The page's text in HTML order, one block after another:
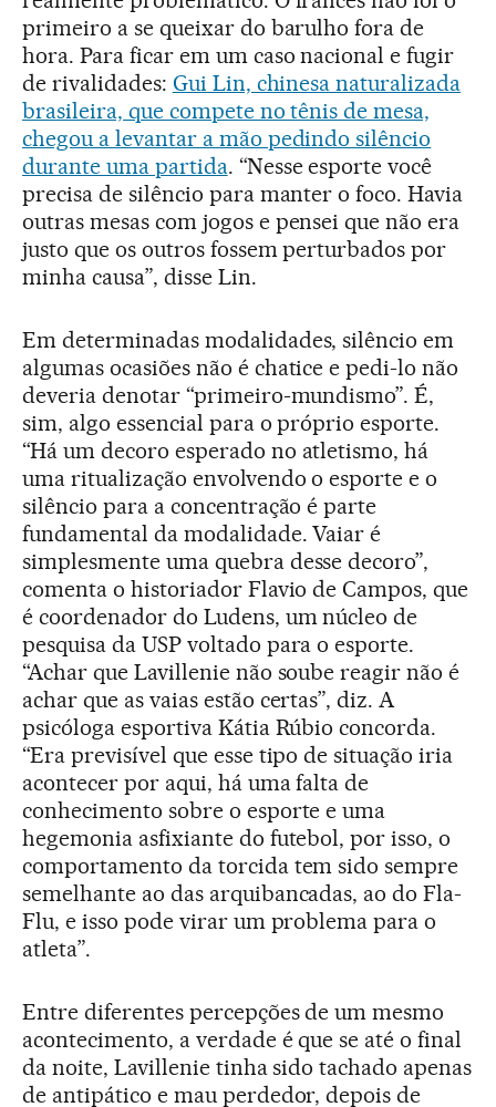
primeiro a se queixar do barulho fora de
hora. Para ficar em um caso nacional e fugir
de rivalidades: Gui Lin, chinesa naturalizada
brasileira, que compete no tênis de mesa,
chegou a levantar a mão pedindo silêncio
durante uma partida. “Nesse esporte você
precisa de silêncio para manter o foco. Havia
outras mesas com jogos e pensei que não era
justo que os outros fossem perturbados por
minha causa”, disse Lin.
Em determinadas modalidades, silêncio em
algumas ocasiões não é chatice e pedi-lo não
deveria denotar “primeiro-mundismo”. É,
sim, algo essencial para o próprio esporte.
“Há um decoro esperado no atletismo, há
uma ritualização envolvendo o esporte e o
silêncio para a concentração é parte
fundamental da modalidade. Vaiar é
simplesmente uma quebra desse decoro”,
comenta o historiador Flavio de Campos, que
é coordenador do Ludens, um núcleo de
pesquisa da USP voltado para o esporte.
“Achar que Lavillenie não soube reagir não é
achar que as vaias estão certas”, diz. A
psicóloga esportiva Kátia Rúbio concorda.
“Era previsível que esse tipo de situação iria
acontecer por aqui, há uma falta de
conhecimento sobre o esporte e uma
hegemonia asfixiante do futebol, por isso, o
comportamento da torcida tem sido sempre
semelhante ao das arquibancadas, ao do Fla-
Flu, e isso pode virar um problema para o
atleta”.
Entre diferentes percepções de um mesmo
acontecimento, a verdade é que se até o final
da noite, Lavillenie tinha sido tachado apenas
de antipático e mau perdedor, depois de